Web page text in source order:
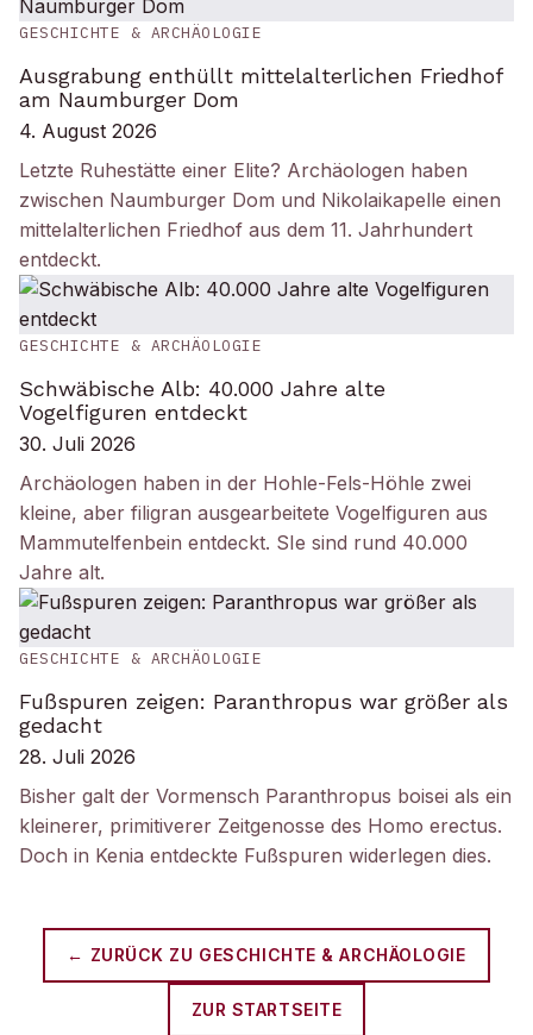
GESCHICHTE & ARCHÄOLOGIE
Ausgrabung enthüllt mittelalterlichen Friedhof
am Naumburger Dom
4. August 2026
Letzte Ruhestätte einer Elite? Archäologen haben
zwischen Naumburger Dom und Nikolaikapelle einen
mittelalterlichen Friedhof aus dem 11. Jahrhundert
entdeckt.
GESCHICHTE & ARCHÄOLOGIE
Schwäbische Alb: 40.000 Jahre alte
Vogelfiguren entdeckt
30. Juli 2026
Archäologen haben in der Hohle-Fels-Höhle zwei
kleine, aber filigran ausgearbeitete Vogelfiguren aus
Mammutelfenbein entdeckt. SIe sind rund 40.000
Jahre alt.
GESCHICHTE & ARCHÄOLOGIE
Fußspuren zeigen: Paranthropus war größer als
gedacht
28. Juli 2026
Bisher galt der Vormensch Paranthropus boisei als ein
kleinerer, primitiverer Zeitgenosse des Homo erectus.
Doch in Kenia entdeckte Fußspuren widerlegen dies.
← ZURÜCK ZU GESCHICHTE & ARCHÄOLOGIE
ZUR STARTSEITE